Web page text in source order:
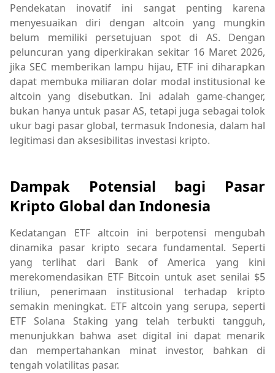
Pendekatan inovatif ini sangat penting karena
menyesuaikan diri dengan altcoin yang mungkin
belum memiliki persetujuan spot di AS. Dengan
peluncuran yang diperkirakan sekitar 16 Maret 2026,
jika SEC memberikan lampu hijau, ETF ini diharapkan
dapat membuka miliaran dolar modal institusional ke
altcoin yang disebutkan. Ini adalah game-changer,
bukan hanya untuk pasar AS, tetapi juga sebagai tolok
ukur bagi pasar global, termasuk Indonesia, dalam hal
legitimasi dan aksesibilitas investasi kripto.
Dampak Potensial bagi Pasar
Kripto Global dan Indonesia
Kedatangan ETF altcoin ini berpotensi mengubah
dinamika pasar kripto secara fundamental. Seperti
yang terlihat dari Bank of America yang kini
merekomendasikan ETF Bitcoin untuk aset senilai $5
triliun, penerimaan institusional terhadap kripto
semakin meningkat. ETF altcoin yang serupa, seperti
ETF Solana Staking yang telah terbukti tangguh,
menunjukkan bahwa aset digital ini dapat menarik
dan mempertahankan minat investor, bahkan di
tengah volatilitas pasar.